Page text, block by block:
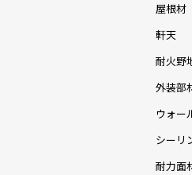
屋根材
軒天
耐火野
外装部
ウォー
シーリ
耐力面